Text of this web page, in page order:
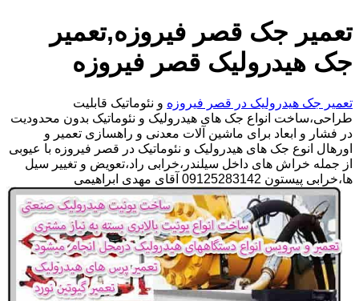
تعمیر جک قصر فیروزه,تعمیر
جک هیدرولیک قصر فیروزه
تعمیر جک هیدرولیک در قصر فیروزه و نئوماتیک قابلیت
طراحی،ساخت انواع جک های هیدرولیک و نئوماتیک بدون محدودیت
در فشار و ابعاد برای ماشین آلات معدنی و راهسازی تعمیر و
اورهال انوع جک های هیدرولیک و نئوماتیک در قصر فیروزه با عیوبی
از جمله خراش های داخل سیلندر،خرابی راد،تعویض و تغییر سیل
ها،خرابی پیستون 09125283142 آقای مهدی ابراهیمی